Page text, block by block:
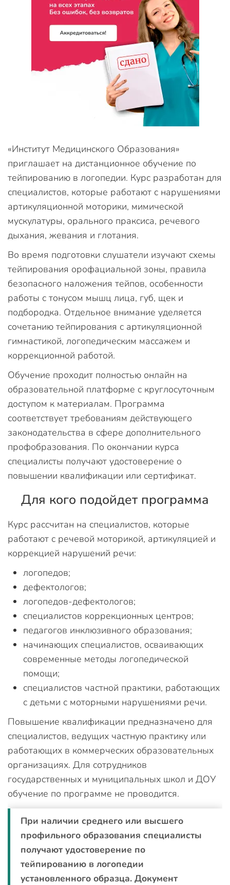
«Институт Медицинского Образования»
приглашает на дистанционное обучение по
тейпированию в логопедии. Курс разработан для
специалистов, которые работают с нарушениями
артикуляционной моторики, мимической
мускулатуры, орального праксиса, речевого
дыхания, жевания и глотания.
Во время подготовки слушатели изучают схемы
тейпирования орофациальной зоны, правила
безопасного наложения тейпов, особенности
работы с тонусом мышц лица, губ, щек и
подбородка. Отдельное внимание уделяется
сочетанию тейпирования с артикуляционной
гимнастикой, логопедическим массажем и
коррекционной работой.
Обучение проходит полностью онлайн на
образовательной платформе с круглосуточным
доступом к материалам. Программа
соответствует требованиям действующего
законодательства в сфере дополнительного
профобразования. По окончании курса
специалисты получают удостоверение о
повышении квалификации или сертификат.
Для кого подойдет программа
Курс рассчитан на специалистов, которые
работают с речевой моторикой, артикуляцией и
коррекцией нарушений речи:
логопедов;
дефектологов;
логопедов-дефектологов;
специалистов коррекционных центров;
педагогов инклюзивного образования;
начинающих специалистов, осваивающих
современные методы логопедической
помощи;
специалистов частной практики, работающих
с детьми с моторными нарушениями речи.
Повышение квалификации предназначено для
специалистов, ведущих частную практику или
работающих в коммерческих образовательных
организациях. Для сотрудников
государственных и муниципальных школ и ДОУ
обучение по программе не проводится.
При наличии среднего или высшего
профильного образования специалисты
получают удостоверение по
тейпированию в логопедии
установленного образца. Документ